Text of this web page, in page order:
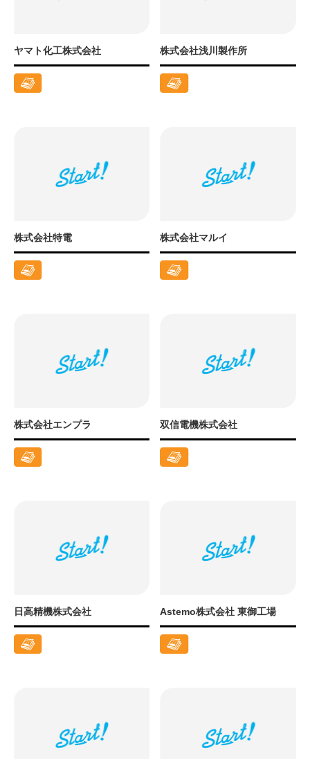
ヤマト化工株式会社 株式会社浅川製作所
株式会社特電 株式会社マルイ
株式会社エンプラ 双信電機株式会社
日高精機株式会社 Astemo株式会社 東御工場